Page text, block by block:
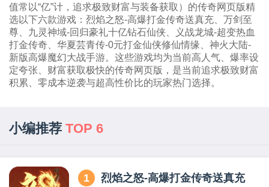
值常以“亿”计，追求极致财富与装备获取）的传奇网页版精
选以下六款游戏：烈焰之怒-高爆打金传奇送真充、万剑至
尊、九灵神域-回归豪礼十亿钻石仙侠、义战龙城-超变热血
打金传奇、华夏芸青传-0元打金仙侠修仙情缘、神火大陆-
新版高爆魔幻大战手游。这些游戏均为当前高人气、爆率设
定夸张、财富获取极快的传奇网页版，是当前追求极致财富
积累、零成本逆袭与超高性价比的玩家热门选择。
小编推荐 TOP 6
1 烈焰之怒-高爆打金传奇送真充